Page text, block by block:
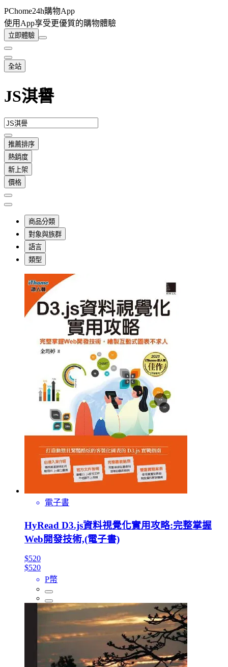
PChome24h購物App
使用App享受更優質的購物體驗
立即體驗
全站
JS淇譽
推薦排序
熱銷度
新上架
價格
商品分類
對象與族群
語言
類型
電子書
HyRead D3.js資料視覺化實用攻略:完整掌握
Web開發技術,(電子書)
$520
$520
P幣